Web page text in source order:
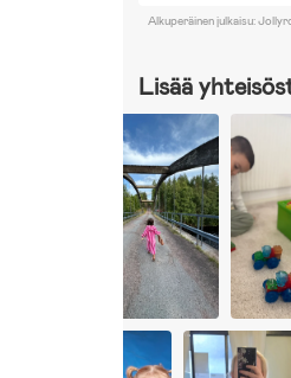
Alkuperäinen julkaisu:
Lisää